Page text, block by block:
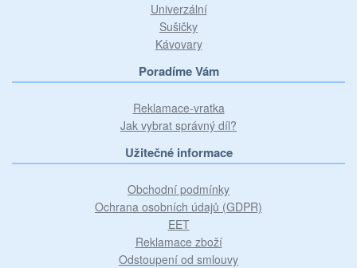
Univerzální
Sušičky
Kávovary
Poradíme Vám
Reklamace-vratka
Jak vybrat správný díl?
Užitečné informace
Obchodní podmínky
Ochrana osobních údajů (GDPR)
EET
Reklamace zboží
Odstoupení od smlouvy